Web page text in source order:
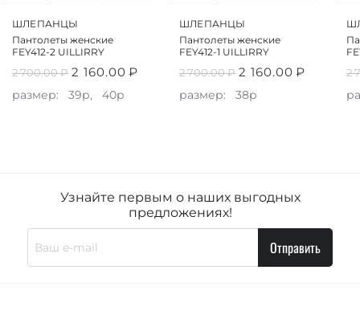
ШЛЕПАНЦЫ
Пантолеты женские
FEY412-2 UILLIRRY
2 700.00₽ 2 160.00 ₽
размер: 39р, 40р
ШЛЕПАНЦЫ
Пантолеты женские
FEY412-1 UILLIRRY
2 700.00₽ 2 160.00 ₽
размер: 38р
2
Узнайте первым о наших выгодных
предложениях!
Отправить